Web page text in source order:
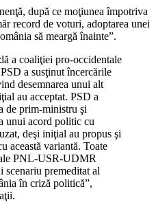
după ce moţiunea împotriva
record de voturi, adoptarea unei
să meargă înainte”.
a coaliţiei pro-occidentale
a susţinut încercările
desemnarea unui alt
au acceptat. PSD a
de prim-ministru şi
unui acord politic cu
deşi iniţial au propus şi
această variantă. Toate
PNL-USR-UDMR
scenariu premeditat al
în criză politică”,